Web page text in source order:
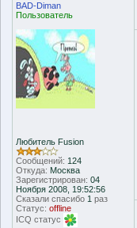
BAD-Diman
Пользователь
Любитель Fusion
Сообщений: 124
Откуда: Москва
Зарегистрирован: 04
Ноября 2008, 19:52:56
Сказали спасибо 1 раз
Статус: offline
ICQ статус